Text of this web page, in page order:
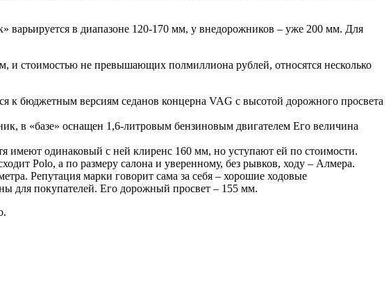
варьируется в диапазоне 120-170 мм, у внедорожников – уже 200 мм. Для
и стоимостью не превышающих полмиллиона рублей, относятся несколько
к бюджетным версиям седанов концерна VAG с высотой дорожного просвета
в «базе» оснащен 1,6-литровым бензиновым двигателем Его величина
имеют одинаковый с ней клиренс 160 мм, но уступают ей по стоимости.
Polo, а по размеру салона и уверенному, без рывков, ходу – Алмера.
Репутация марки говорит сама за себя – хорошие ходовые
для покупателей. Его дорожный просвет – 155 мм.